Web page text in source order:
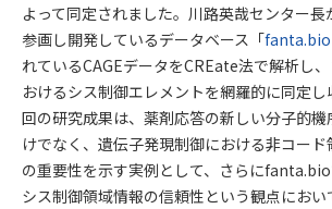
よって同定されました。川路英哉センター長
参画し開発しているデータベース「fanta.bio
れているCAGEデータをCREate法で解析し
おけるシス制御エレメントを網羅的に同定
回の研究成果は、薬剤応答の新しい分子的
けでなく、遺伝子発現制御における非コー
の重要性を示す実例として、さらに
シス制御領域情報の信頼性という観点におい